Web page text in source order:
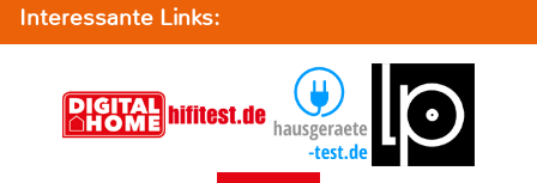
Interessante Links: